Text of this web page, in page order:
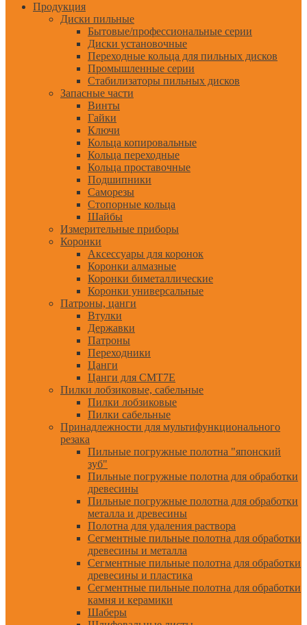
Продукция
Диски пильные
Бытовые/профессиональные серии
Диски установочные
Переходные кольца для пильных дисков
Промышленные серии
Стабилизаторы пильных дисков
Запасные части
Винты
Гайки
Ключи
Кольца копировальные
Кольца переходные
Кольца проставочные
Подшипники
Саморезы
Стопорные кольца
Шайбы
Измерительные приборы
Коронки
Аксессуары для коронок
Коронки алмазные
Коронки биметаллические
Коронки универсальные
Патроны, цанги
Втулки
Державки
Патроны
Переходники
Цанги
Цанги для CMT7E
Пилки лобзиковые, сабельные
Пилки лобзиковые
Пилки сабельные
Принадлежности для мультифункционального
резака
Пильные погружные полотна "японский
зуб"
Пильные погружные полотна для обработки
древесины
Пильные погружные полотна для обработки
металла и древесины
Полотна для удаления раствора
Сегментные пильные полотна для обработки
древесины и металла
Сегментные пильные полотна для обработки
древесины и пластика
Сегментные пильные полотна для обработки
камня и керамики
Шаберы